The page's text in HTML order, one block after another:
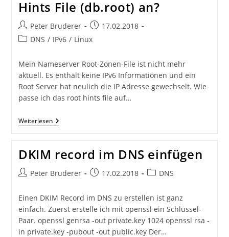
Löschen
Hints File (db.root) an?
Beitrags-
Autor:
Peter Bruderer
Beitrag
veröffentlicht:
17.02.2018
Beitrags-
DNS / IPv6 / Linux
Mein Nameserver Root-Zonen-File ist nicht mehr
aktuell. Es enthält keine IPv6 Informationen und ein
Root Server hat neulich die IP Adresse gewechselt. Wie
passe ich das root hints file auf…
WeiterlesenWie
Passe
DNS
Cache
Hints
File
An?
DKIM record im DNS einfügen
Beitrags-
Peter Bruderer
Beitrag17.02.2018
Beitrags-
DNS
Einen DKIM Record im DNS zu erstellen ist ganz
einfach. Zuerst erstelle ich mit openssl ein Schlüssel-
Paar. openssl genrsa -out private.key 1024 openssl rsa -
in private.key -pubout -out public.key Der…